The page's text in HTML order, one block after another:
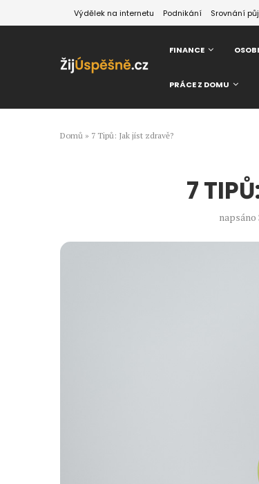
Výdělek na internetu Podnikání Srovnání
FINANCE
PRÁCE Z DOMU
Domů » 7 Tipů: Jak jíst zdravě?
7
napsáno